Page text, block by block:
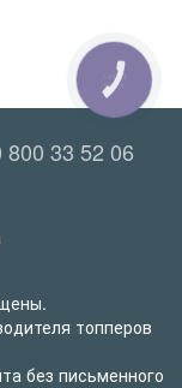
800 33 52 06
топперов
без письменного
КНОПКА
ЗВ'ЯЗКУ